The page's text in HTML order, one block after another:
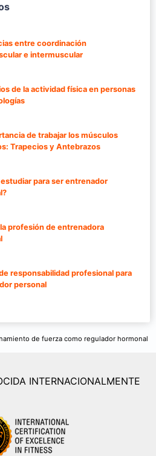
entre coordinación
e intermuscular
de la actividad física en personas
de trabajar los músculos
Trapecios y Antebrazos
para ser entrenador
profesión de entrenadora
responsabilidad profesional para
personal
de fuerza como regulador hormonal
INTERNACIONALMENTE